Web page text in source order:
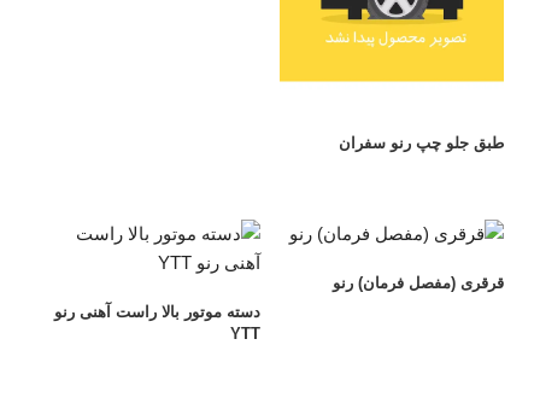
طبق جلو چپ رنو سفران
قرقری (مفصل فرمان) رنو
دسته موتور بالا راست آهنی رنو
YTT